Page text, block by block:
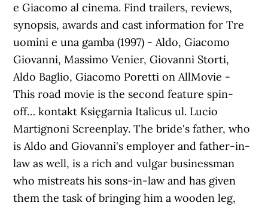
e Giacomo al cinema. Find trailers, reviews,
synopsis, awards and cast information for Tre
uomini e una gamba (1997) - Aldo, Giacomo
Giovanni, Massimo Venier, Giovanni Storti,
Aldo Baglio, Giacomo Poretti on AllMovie -
This road movie is the second feature spin-
off… kontakt Księgarnia Italicus ul. Lucio
Martignoni Screenplay. The bride's father, who
is Aldo and Giovanni's employer and father-in-
law as well, is a rich and vulgar businessman
who mistreats his sons-in-law and has given
them the task of bringing him a wooden leg,